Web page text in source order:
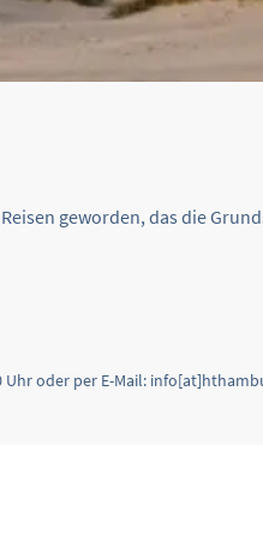
geworden, das die
Uhr oder per E-Mail: